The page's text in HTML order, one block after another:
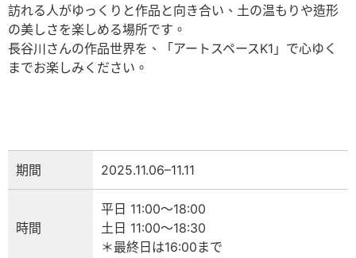
訪れる人がゆっくりと作品と向き合い、土の温もりや造形
の美しさを楽しめる場所です。
長谷川さんの作品世界を、「アートスペースK1」で心ゆく
までお楽しみください。
期間 2025.11.06–11.11
時間
平日 11:00～18:00
土日 11:00～18:30
＊最終日は16:00まで